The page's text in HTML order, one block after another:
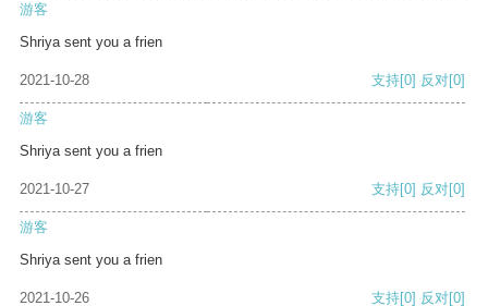
游客
Shriya sent you a frien
2021-10-28 支持[0] 反对[0]
游客
Shriya sent you a frien
2021-10-27 支持[0] 反对[0]
游客
Shriya sent you a frien
2021-10-26 支持[0] 反对[0]